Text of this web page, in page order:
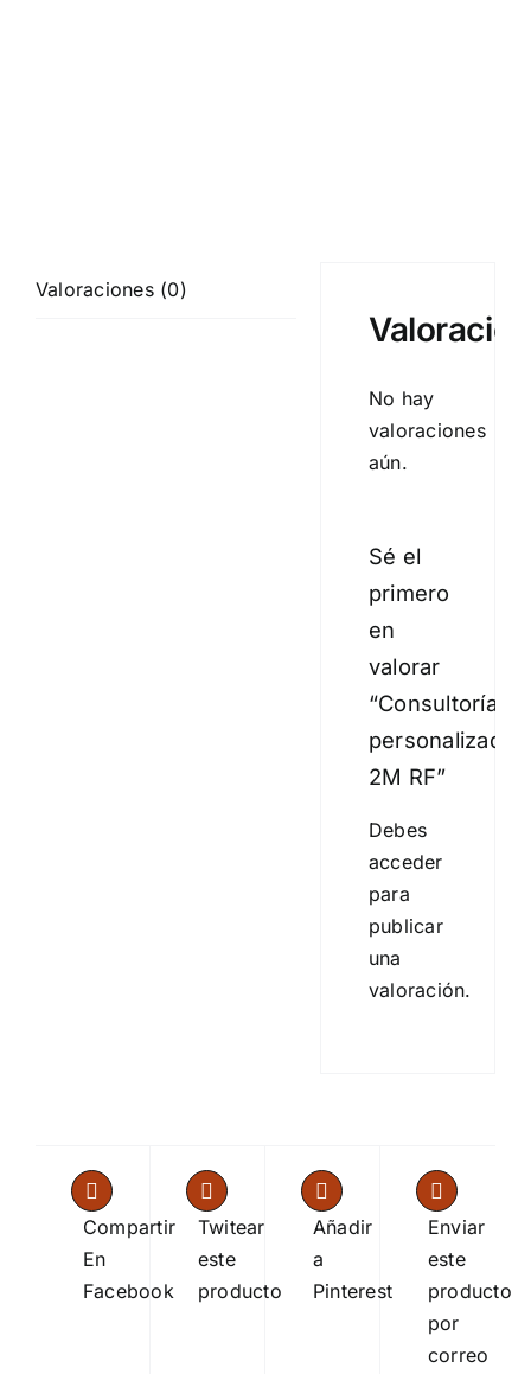
Valoraciones (0)
No hay
valoraciones
aún.
Sé el
primero
en
valorar
“Consultoría
personalizada
2M RF”
Debes
acceder
para
publicar
una
valoración.
Compartir
En
Facebook
Twitear
este
producto
Añadir
a
Pinterest
Enviar
este
producto
por
correo